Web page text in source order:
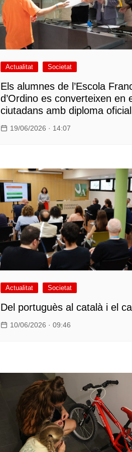
Actualitat Societat
Els alumnes de l’Escola
d’Ordino es converteixen en
ciutadans amb diploma oficial
19/06/2026 · 14:07
Actualitat Societat
Del portuguès al català i el
10/06/2026 · 09:46